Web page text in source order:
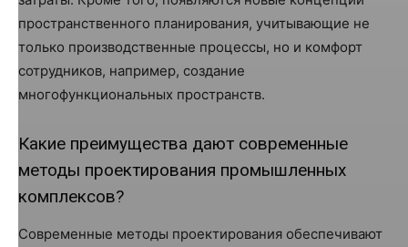
пространственного планирования, учитывающие не
только производственные процессы, но и комфорт
сотрудников, например, создание
многофункциональных пространств.
Какие преимущества дают современные
методы проектирования промышленных
комплексов?
Современные методы проектирования обеспечивают